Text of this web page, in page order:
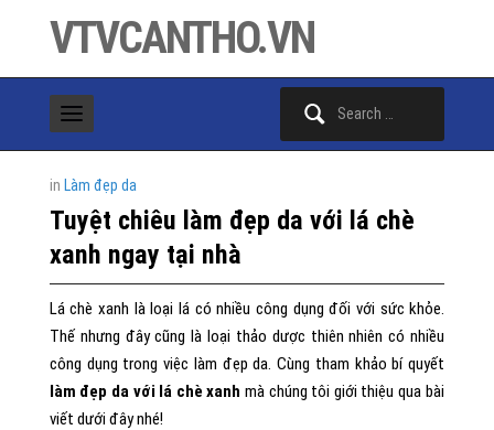
VTVCANTHO.VN
in Làm đẹp da
Tuyệt chiêu làm đẹp da với lá chè
xanh ngay tại nhà
Lá chè xanh là loại lá có nhiều công dụng đối với sức khỏe.
Thế nhưng đây cũng là loại thảo dược thiên nhiên có nhiều
công dụng trong việc làm đẹp da. Cùng tham khảo bí quyết
làm đẹp da với lá chè xanh mà chúng tôi giới thiệu qua bài
viết dưới đây nhé!